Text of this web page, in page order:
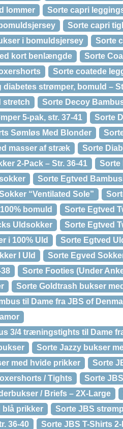
lommer
Sorte capri
Sorte capri
i bomuldsjersey
Sorte
kort benlængde
Sorte
Sorte coatede
strømper, bomuld –
stretch
Sorte Decoy
5-pak, str. 37-41
Sorte
Sømløs Med Blonder
masser af stræk
Sorte
2-Pack – Str. 36-41
Sorte
Sorte Egtved
“Ventilated Sole”
bomuld
Sorte Egtved
Uldsokker
Sorte Egtved
i 100% Uld
Sorte Egtved
I Uld
Sorte Egved
Sorte Footies (Under
Sorte Goldtrash bukser
til Dame fra JBS of
3/4 træningstights til Dame
Sorte Jazzy bukser
med hvide prikker
Sorte
/ Tights
Sorte
/ Briefs – 2X-Large
blå prikker
Sorte JBS
36-40
Sorte JBS T-Shirts